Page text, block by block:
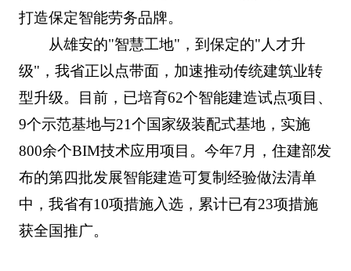
打造保定智能劳务品牌。
从雄安的"智慧工地"，到保定的"人才升
级"，我省正以点带面，加速推动传统建筑业转
型升级。目前，已培育62个智能建造试点项目、
9个示范基地与21个国家级装配式基地，实施
800余个BIM技术应用项目。今年7月，住建部发
布的第四批发展智能建造可复制经验做法清单
中，我省有10项措施入选，累计已有23项措施
获全国推广。